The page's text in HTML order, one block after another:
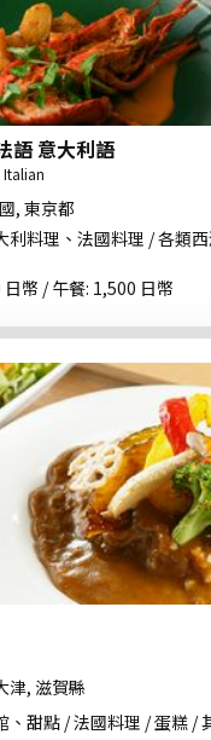
語 意大利語
Italian
, 東京都
利料理、法國料理 / 各類
幣 / 午餐: 1,500 日幣
津, 滋賀縣
、甜點 / 法國料理 / 蛋糕 /